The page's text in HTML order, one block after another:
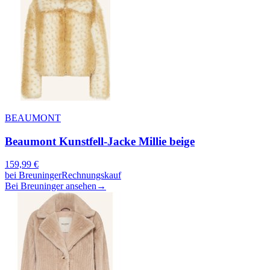
BEAUMONT
Beaumont Kunstfell-Jacke Millie beige
159,99 €
bei BreuningerRechnungskauf
Bei Breuninger ansehen →